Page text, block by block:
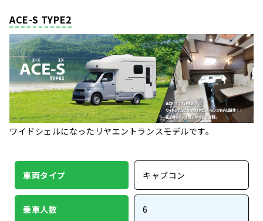
ACE-S TYPE2
ワイドシェルになったリヤエントランスモデルです。
車両タイプ キャブコン
乗車人数 6